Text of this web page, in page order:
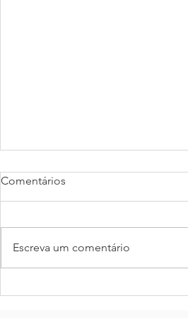
Comentários
Escreva um comentário